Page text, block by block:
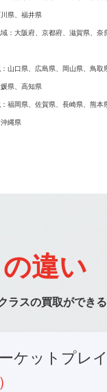
県、福井県
：大阪府、京都府、滋賀県、奈
山口県、広島県、岡山県、鳥取
県、高知県
福岡県、佐賀県、長崎県、熊本
縄県
違い
ラスの買取ができ
ケットプレ